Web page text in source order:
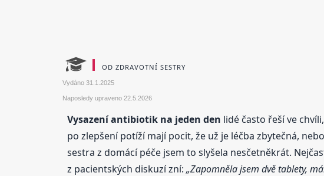
OD ZDRAVOTNÍ SESTRY
Vydáno 31.1.2025
Naposledy upraveno 22.5.2026
Vysazení antibiotik na jeden den lidé často řeší ve
po zlepšení potíží mají pocit, že už je léčba zbytečná,
sestra z domácí péče jsem to slyšela nesčetněkrát.
z pacientských diskuzí zní: „Zapomněla jsem dvě tablety,